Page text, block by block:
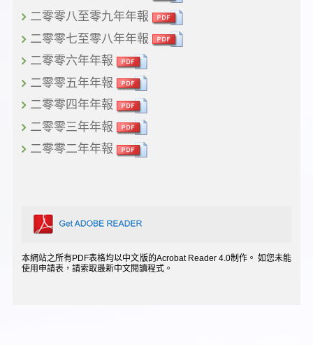
二零零八至零九年年報
二零零七至零八年年報
二零零六年年報
二零零五年年報
二零零四年年報
二零零三年年報
二零零二年年報
本網站之所有PDF表格均以中文版的Acrobat Reader 4.0制作。 如您未能
使用申請表，請索取最新中文閱讀程式。